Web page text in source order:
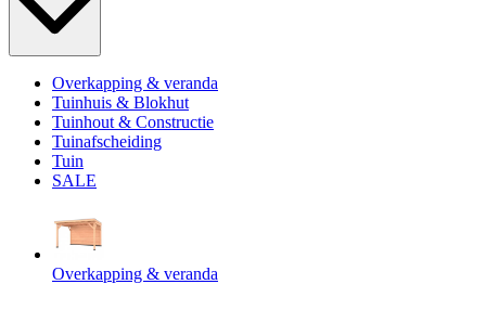
Overkapping & veranda
Tuinhuis & Blokhut
Tuinhout & Constructie
Tuinafscheiding
Tuin
SALE
Overkapping & veranda